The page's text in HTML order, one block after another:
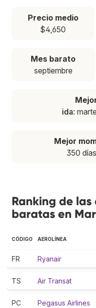
Precio medio
$4,650
Mes barato
septiembre
ida:
Mejor
350
Ranking de
baratas en
CÓDIGO AEROLÍNEA
FR Ryanair
TS Air Transat
PC Pegasus Airlines